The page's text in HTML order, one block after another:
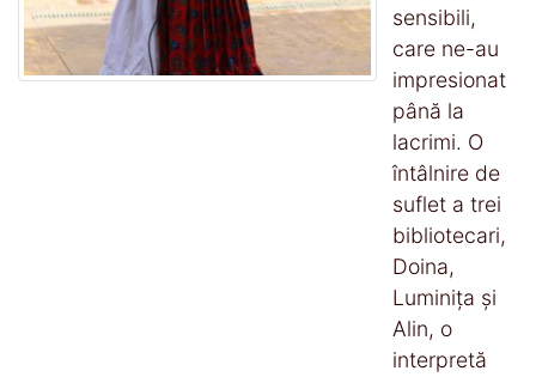
sensibili,
care ne-au
impresionat
până la
lacrimi. O
întâlnire de
suflet a trei
bibliotecari,
Doina,
Luminița și
Alin, o
interpretă